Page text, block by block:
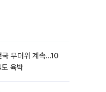
무더위 계속…10
육박